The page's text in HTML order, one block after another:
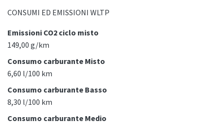
CONSUMI ED EMISSIONI WLTP
Emissioni CO2 ciclo misto
149,00 g/km
Consumo carburante Misto
6,60 l/100 km
Consumo carburante Basso
8,30 l/100 km
Consumo carburante Medio